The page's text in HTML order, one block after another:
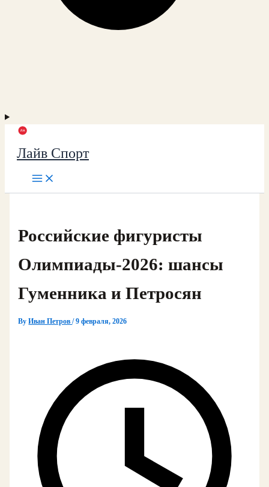
Лайв Спорт
Российские фигуристы
Олимпиады‑2026: шансы
Гуменника и Петросян
ByИван Петров/9 февраля, 2026